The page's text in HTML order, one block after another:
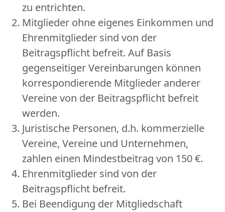
zu entrichten.
Mitglieder ohne eigenes Einkommen und
Ehrenmitglieder sind von der
Beitragspflicht befreit. Auf Basis
gegenseitiger Vereinbarungen können
korrespondierende Mitglieder anderer
Vereine von der Beitragspflicht befreit
werden.
Juristische Personen, d.h. kommerzielle
Vereine, Vereine und Unternehmen,
zahlen einen Mindestbeitrag von 150 €.
Ehrenmitglieder sind von der
Beitragspflicht befreit.
Bei Beendigung der Mitgliedschaft